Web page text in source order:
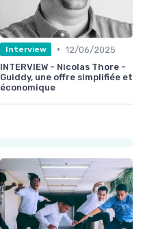
Interview • 12/06/2025
INTERVIEW - Nicolas Thore -
Guiddy, une offre simplifiée et
économique